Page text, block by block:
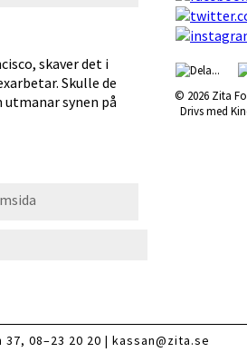
© 2026 Zita
Drivs med
skaver det i
Skulle de
utmanar synen på
37, 08–23 20 20 | kassan@zita.se